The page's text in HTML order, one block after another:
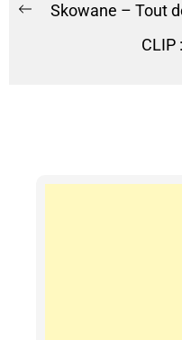
Skowane – Tout
CLIP